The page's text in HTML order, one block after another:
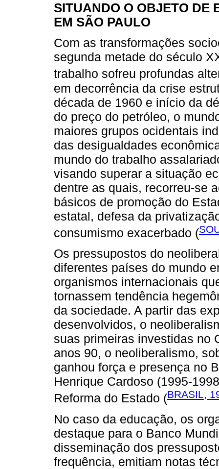
SITUANDO O OBJETO DE
EM SÃO PAULO
Com as transformações
segunda metade do século
trabalho sofreu profundas
em decorrência da crise
década de 1960 e início da
do preço do petróleo, o
maiores grupos ocidentais
das desigualdades
mundo do trabalho
visando superar a situação
dentre as quais, recorreu-se
básicos de promoção do
estatal, defesa da
consumismo exacerbado (
Os pressupostos do
diferentes países do mundo
organismos internacionais
tornassem tendência
da sociedade. A partir das
desenvolvidos, o
suas primeiras investidas no
anos 90, o neoliberalismo,
ganhou força e presença no
Henrique Cardoso (1995-
Reforma do Estado (BRASIL,
No caso da educação, os
destaque para o Banco
disseminação dos
frequência, emitiam notas